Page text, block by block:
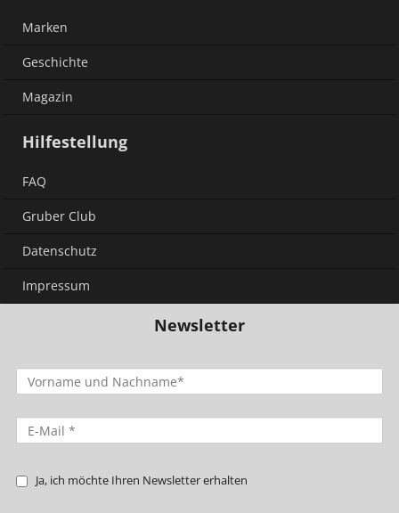
Marken
Geschichte
Magazin
Hilfestellung
FAQ
Gruber Club
Datenschutz
Impressum
Newsletter
Ja, ich möchte Ihren Newsletter erhalten